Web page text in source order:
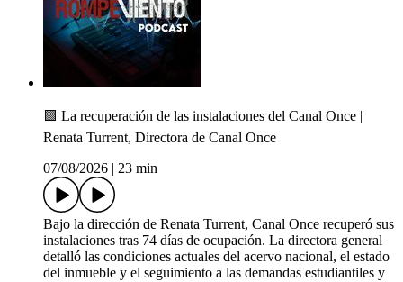
🟩 La recuperación de las instalaciones del Canal Once |
Renata Turrent, Directora de Canal Once
07/08/2026
23 min
Bajo la dirección de Renata Turrent, Canal Once recuperó sus
instalaciones tras 74 días de ocupación. La directora general
detalló las condiciones actuales del acervo nacional, el estado
del inmueble y el seguimiento a las demandas estudiantiles y